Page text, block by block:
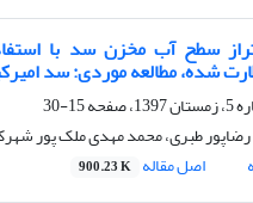
سطح آب مخزن سد با
شده، مطالعه موردی: سد
15-30
طبری، محمد مهدی ملک پور
اصل مقاله 900.23 K